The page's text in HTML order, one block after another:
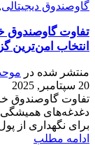
گاوصندوق دیجیتالی,
تفاوت گاوصندوق
انتخاب امن‌ترین
منتشر شده در
20 سپتامبر, 2025
تفاوت گاوصندوق
دغدغه‌های همیشگی
برای نگهداری از
ادامه مطلب